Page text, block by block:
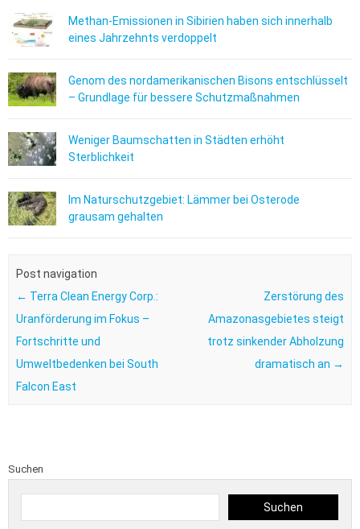
Methan-Emissionen in Sibirien haben sich innerhalb
eines Jahrzehnts verdoppelt
Genom des nordamerikanischen Bisons entschlüsselt
– Grundlage für bessere Schutzmaßnahmen
Weniger Baumschatten in Städten erhöht
Sterblichkeit
Im Naturschutzgebiet: Lämmer bei Osterode
grausam gehalten
Post navigation
← Terra Clean Energy Corp.:
Uranförderung im Fokus –
Fortschritte und
Umweltbedenken bei South
Falcon East
Zerstörung des
Amazonasgebietes steigt
trotz sinkender Abholzung
dramatisch an →
Suchen
Suchen